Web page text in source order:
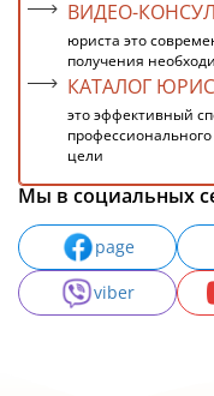
ВИДЕО-
юриста это
получения
КАТАЛОГ
это эффективный
цели
Мы в социальных
page
viber